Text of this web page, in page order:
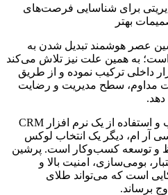
برای شناسایی فرصت‌های
بهتر
عصر هوشمند تبدیل شدن به
است؛ به همین علت نیز تلاش می‌کند
داخلی ترکیب نموده و از طریق
مداوم، سطح مدیریت و رضایت
در شرایط رقابتی امروز، انتخاب و استفاده از یک نرم افزار CRM
آر ام، دیگر یک انتخاب لوکس
و توسعه کسب‌وکار است. پرشین
بومی‌سازی، امنیت بالا و
است که می‌تواند طلای
برساند.